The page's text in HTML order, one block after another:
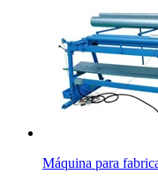
Máquina para